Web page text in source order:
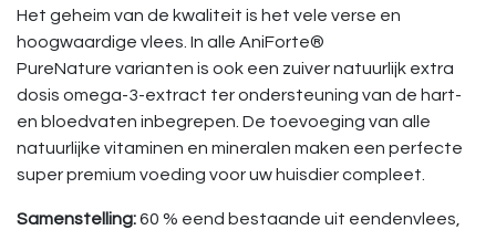
Het geheim van de kwaliteit is het vele verse en
hoogwaardige vlees. In alle AniForte®
PureNature varianten is ook een zuiver natuurlijk extra
dosis omega-3-extract ter ondersteuning van de hart-
en bloedvaten inbegrepen. De toevoeging van alle
natuurlijke vitaminen en mineralen maken een perfecte
super premium voeding voor uw huisdier compleet.
Samenstelling:60 % eend bestaande uit eendenvlees,